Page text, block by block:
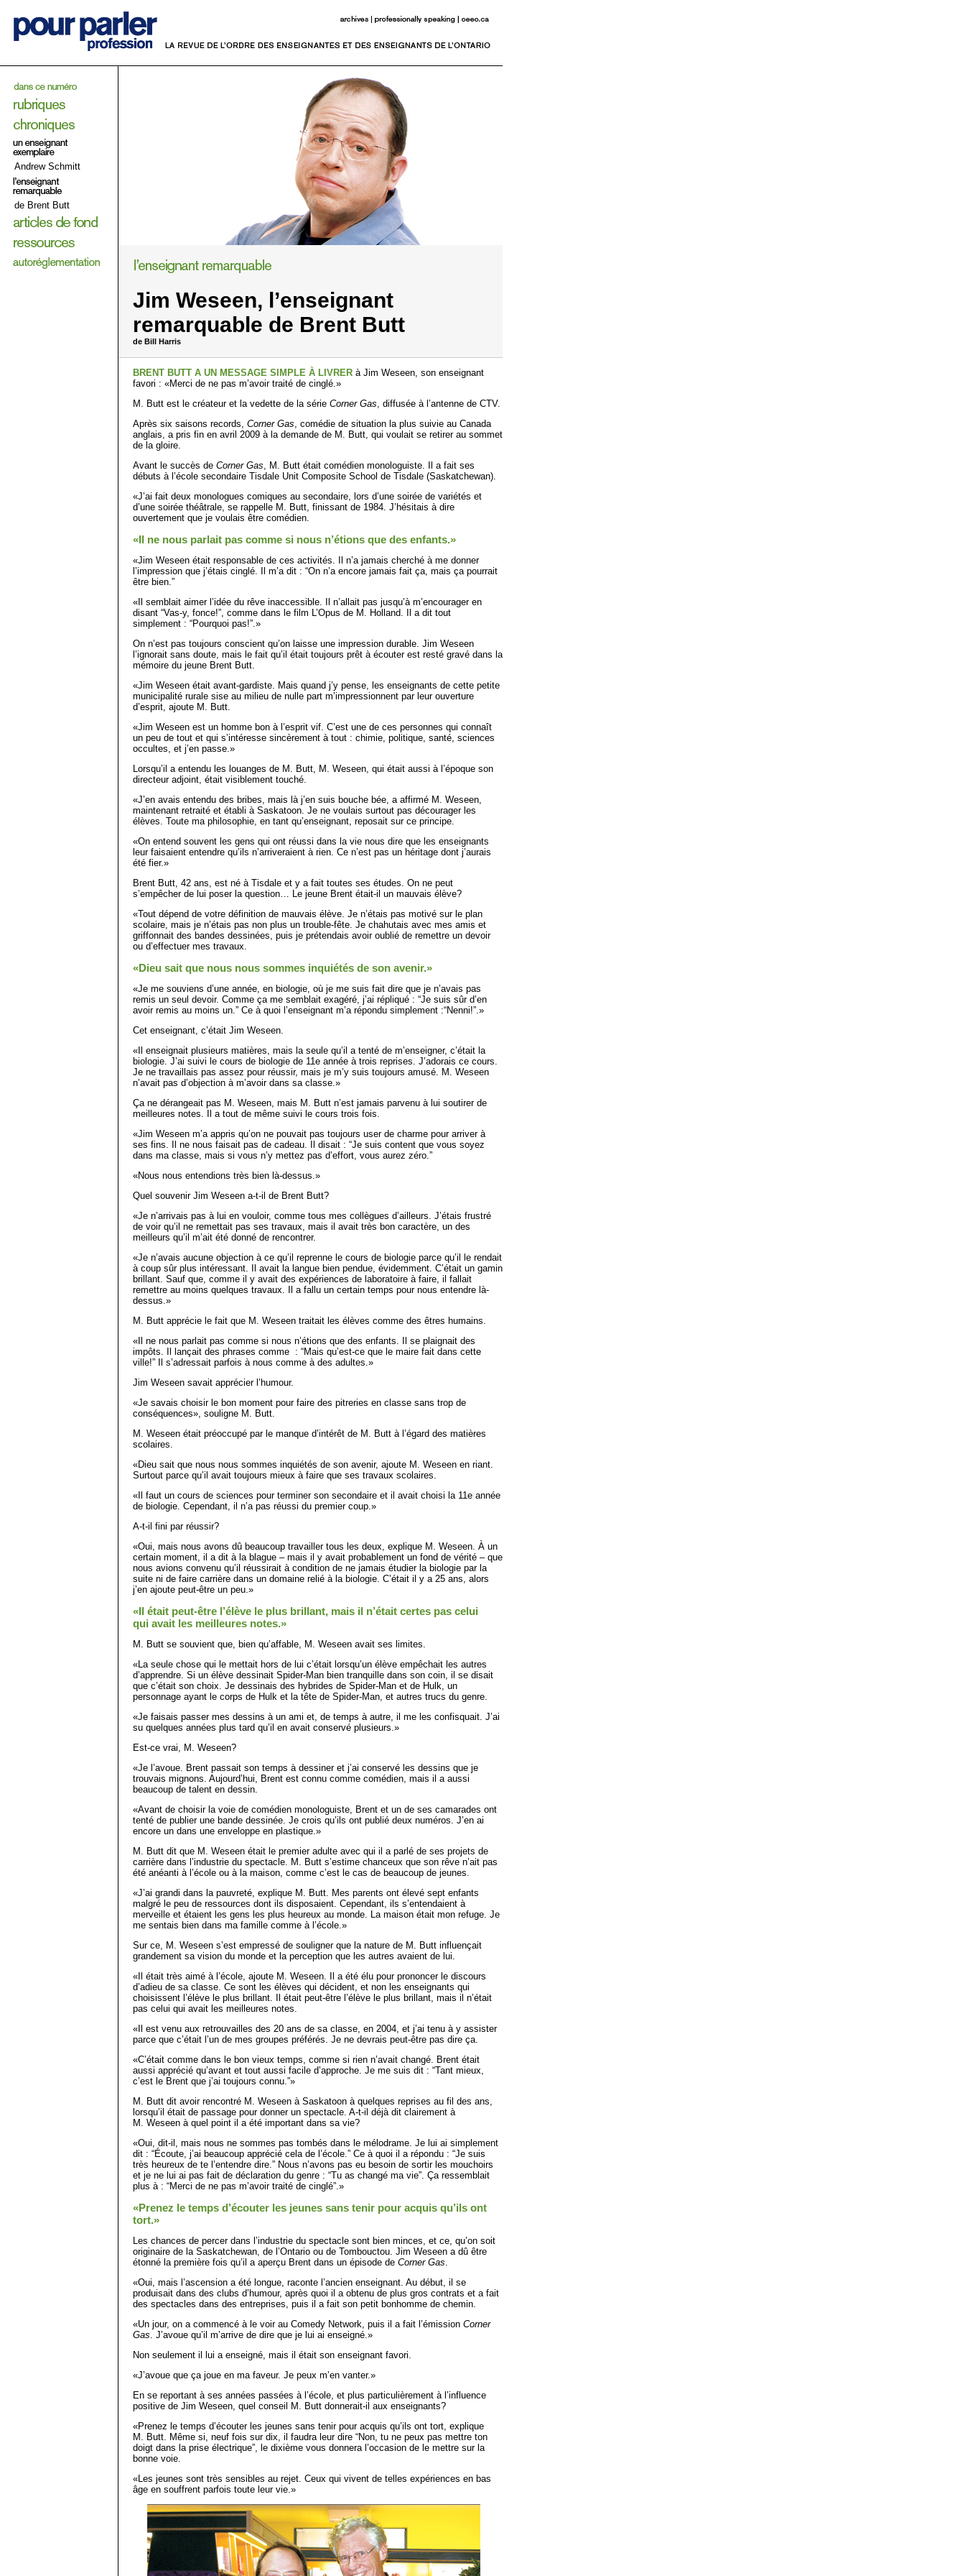
Andrew Schmitt
de Brent Butt
Jim Weseen, l’enseignant
remarquable de Brent Butt
de Bill Harris
BRENT BUTT A UN MESSAGE SIMPLE À LIVRER à Jim Weseen, son enseignant
favori : «Merci de ne pas m’avoir traité de cinglé.»
M. Butt est le créateur et la vedette de la série Corner Gas, diffusée à l’antenne de CTV.
Après six saisons records, Corner Gas, comédie de situation la plus suivie au Canada
anglais, a pris fin en avril 2009 à la demande de M. Butt, qui voulait se retirer au sommet
de la gloire.
Avant le succès de Corner Gas, M. Butt était comédien monologuiste. Il a fait ses
débuts à l’école secondaire Tisdale Unit Composite School de Tisdale (Saskatchewan).
«J’ai fait deux monologues comiques au secondaire, lors d’une soirée de variétés et
d’une soirée théâtrale, se rappelle M. Butt, finissant de 1984. J’hésitais à dire
ouvertement que je voulais être comédien.
«Il ne nous parlait pas comme si nous n’étions que des enfants.»
«Jim Weseen était responsable de ces activités. Il n’a jamais cherché à me donner
l’impression que j’étais cinglé. Il m’a dit : “On n’a encore jamais fait ça, mais ça pourrait
être bien.”
«Il semblait aimer l’idée du rêve inaccessible. Il n’allait pas jusqu’à m’encourager en
disant “Vas-y, fonce!”, comme dans le film L’Opus de M. Holland. Il a dit tout
simplement : “Pourquoi pas!”.»
On n’est pas toujours conscient qu’on laisse une impression durable. Jim Weseen
l’ignorait sans doute, mais le fait qu’il était toujours prêt à écouter est resté gravé dans la
mémoire du jeune Brent Butt.
«Jim Weseen était avant-gardiste. Mais quand j’y pense, les enseignants de cette petite
municipalité rurale sise au milieu de nulle part m’impressionnent par leur ouverture
d’esprit, ajoute M. Butt.
«Jim Weseen est un homme bon à l’esprit vif. C’est une de ces personnes qui connaît
un peu de tout et qui s’intéresse sincèrement à tout : chimie, politique, santé, sciences
occultes, et j’en passe.»
Lorsqu’il a entendu les louanges de M. Butt, M. Weseen, qui était aussi à l’époque son
directeur adjoint, était visiblement touché.
«J’en avais entendu des bribes, mais là j’en suis bouche bée, a affirmé M. Weseen,
maintenant retraité et établi à Saskatoon. Je ne voulais surtout pas décourager les
élèves. Toute ma philosophie, en tant qu’enseignant, reposait sur ce principe.
«On entend souvent les gens qui ont réussi dans la vie nous dire que les enseignants
leur faisaient entendre qu’ils n’arriveraient à rien. Ce n’est pas un héritage dont j’aurais
été fier.»
Brent Butt, 42 ans, est né à Tisdale et y a fait toutes ses études. On ne peut
s’empêcher de lui poser la question… Le jeune Brent était-il un mauvais élève?
«Tout dépend de votre définition de mauvais élève. Je n’étais pas motivé sur le plan
scolaire, mais je n’étais pas non plus un trouble-fête. Je chahutais avec mes amis et
griffonnait des bandes dessinées, puis je prétendais avoir oublié de remettre un devoir
ou d’effectuer mes travaux.
«Dieu sait que nous nous sommes inquiétés de son avenir.»
«Je me souviens d’une année, en biologie, où je me suis fait dire que je n’avais pas
remis un seul devoir. Comme ça me semblait exagéré, j’ai répliqué : “Je suis sûr d’en
avoir remis au moins un.” Ce à quoi l’enseignant m’a répondu simplement :“Nenni!”.»
Cet enseignant, c’était Jim Weseen.
«Il enseignait plusieurs matières, mais la seule qu’il a tenté de m’enseigner, c’était la
biologie. J’ai suivi le cours de biologie de 11e année à trois reprises. J’adorais ce cours.
Je ne travaillais pas assez pour réussir, mais je m’y suis toujours amusé. M. Weseen
n’avait pas d’objection à m’avoir dans sa classe.»
Ça ne dérangeait pas M. Weseen, mais M. Butt n’est jamais parvenu à lui soutirer de
meilleures notes. Il a tout de même suivi le cours trois fois.
«Jim Weseen m’a appris qu’on ne pouvait pas toujours user de charme pour arriver à
ses fins. Il ne nous faisait pas de cadeau. Il disait : “Je suis content que vous soyez
dans ma classe, mais si vous n’y mettez pas d’effort, vous aurez zéro.”
«Nous nous entendions très bien là-dessus.»
Quel souvenir Jim Weseen a-t-il de Brent Butt?
«Je n’arrivais pas à lui en vouloir, comme tous mes collègues d’ailleurs. J’étais frustré
de voir qu’il ne remettait pas ses travaux, mais il avait très bon caractère, un des
meilleurs qu’il m’ait été donné de rencontrer.
«Je n’avais aucune objection à ce qu’il reprenne le cours de biologie parce qu’il le rendait
à coup sûr plus intéressant. Il avait la langue bien pendue, évidemment. C’était un gamin
brillant. Sauf que, comme il y avait des expériences de laboratoire à faire, il fallait
remettre au moins quelques travaux. Il a fallu un certain temps pour nous entendre là-
dessus.»
M. Butt apprécie le fait que M. Weseen traitait les élèves comme des êtres humains.
«Il ne nous parlait pas comme si nous n’étions que des enfants. Il se plaignait des
impôts. Il lançait des phrases comme : “Mais qu’est-ce que le maire fait dans cette
ville!” Il s’adressait parfois à nous comme à des adultes.»
Jim Weseen savait apprécier l’humour.
«Je savais choisir le bon moment pour faire des pitreries en classe sans trop de
conséquences», souligne M. Butt.
M. Weseen était préoccupé par le manque d’intérêt de M. Butt à l’égard des matières
scolaires.
«Dieu sait que nous nous sommes inquiétés de son avenir, ajoute M. Weseen en riant.
Surtout parce qu’il avait toujours mieux à faire que ses travaux scolaires.
«Il faut un cours de sciences pour terminer son secondaire et il avait choisi la 11e année
de biologie. Cependant, il n’a pas réussi du premier coup.»
A-t-il fini par réussir?
«Oui, mais nous avons dû beaucoup travailler tous les deux, explique M. Weseen. À un
certain moment, il a dit à la blague – mais il y avait probablement un fond de vérité – que
nous avions convenu qu’il réussirait à condition de ne jamais étudier la biologie par la
suite ni de faire carrière dans un domaine relié à la biologie. C’était il y a 25 ans, alors
j’en ajoute peut-être un peu.»
«Il était peut-être l’élève le plus brillant, mais il n’était certes pas celui
qui avait les meilleures notes.»
M. Butt se souvient que, bien qu’affable, M. Weseen avait ses limites.
«La seule chose qui le mettait hors de lui c’était lorsqu’un élève empêchait les autres
d’apprendre. Si un élève dessinait Spider-Man bien tranquille dans son coin, il se disait
que c’était son choix. Je dessinais des hybrides de Spider-Man et de Hulk, un
personnage ayant le corps de Hulk et la tête de Spider-Man, et autres trucs du genre.
«Je faisais passer mes dessins à un ami et, de temps à autre, il me les confisquait. J’ai
su quelques années plus tard qu’il en avait conservé plusieurs.»
Est-ce vrai, M. Weseen?
«Je l’avoue. Brent passait son temps à dessiner et j’ai conservé les dessins que je
trouvais mignons. Aujourd’hui, Brent est connu comme comédien, mais il a aussi
beaucoup de talent en dessin.
«Avant de choisir la voie de comédien monologuiste, Brent et un de ses camarades ont
tenté de publier une bande dessinée. Je crois qu’ils ont publié deux numéros. J’en ai
encore un dans une enveloppe en plastique.»
M. Butt dit que M. Weseen était le premier adulte avec qui il a parlé de ses projets de
carrière dans l’industrie du spectacle. M. Butt s’estime chanceux que son rêve n’ait pas
été anéanti à l’école ou à la maison, comme c’est le cas de beaucoup de jeunes.
«J’ai grandi dans la pauvreté, explique M. Butt. Mes parents ont élevé sept enfants
malgré le peu de ressources dont ils disposaient. Cependant, ils s’entendaient à
merveille et étaient les gens les plus heureux au monde. La maison était mon refuge. Je
me sentais bien dans ma famille comme à l’école.»
Sur ce, M. Weseen s’est empressé de souligner que la nature de M. Butt influençait
grandement sa vision du monde et la perception que les autres avaient de lui.
«Il était très aimé à l’école, ajoute M. Weseen. Il a été élu pour prononcer le discours
d’adieu de sa classe. Ce sont les élèves qui décident, et non les enseignants qui
choisissent l’élève le plus brillant. Il était peut-être l’élève le plus brillant, mais il n’était
pas celui qui avait les meilleures notes.
«Il est venu aux retrouvailles des 20 ans de sa classe, en 2004, et j’ai tenu à y assister
parce que c’était l’un de mes groupes préférés. Je ne devrais peut-être pas dire ça.
«C’était comme dans le bon vieux temps, comme si rien n’avait changé. Brent était
aussi apprécié qu’avant et tout aussi facile d’approche. Je me suis dit : “Tant mieux,
c’est le Brent que j’ai toujours connu.”»
M. Butt dit avoir rencontré M. Weseen à Saskatoon à quelques reprises au fil des ans,
lorsqu’il était de passage pour donner un spectacle. A-t-il déjà dit clairement à
M. Weseen à quel point il a été important dans sa vie?
«Oui, dit-il, mais nous ne sommes pas tombés dans le mélodrame. Je lui ai simplement
dit : “Écoute, j’ai beaucoup apprécié cela de l’école.” Ce à quoi il a répondu : “Je suis
très heureux de te l’entendre dire.” Nous n’avons pas eu besoin de sortir les mouchoirs
et je ne lui ai pas fait de déclaration du genre : “Tu as changé ma vie”. Ça ressemblait
plus à : “Merci de ne pas m’avoir traité de cinglé”.»
«Prenez le temps d’écouter les jeunes sans tenir pour acquis qu’ils ont
tort.»
Les chances de percer dans l’industrie du spectacle sont bien minces, et ce, qu’on soit
originaire de la Saskatchewan, de l’Ontario ou de Tombouctou. Jim Weseen a dû être
étonné la première fois qu’il a aperçu Brent dans un épisode de Corner Gas.
«Oui, mais l’ascension a été longue, raconte l’ancien enseignant. Au début, il se
produisait dans des clubs d’humour, après quoi il a obtenu de plus gros contrats et a fait
des spectacles dans des entreprises, puis il a fait son petit bonhomme de chemin.
«Un jour, on a commencé à le voir au Comedy Network, puis il a fait l’émission Corner
Gas. J’avoue qu’il m’arrive de dire que je lui ai enseigné.»
Non seulement il lui a enseigné, mais il était son enseignant favori.
«J’avoue que ça joue en ma faveur. Je peux m’en vanter.»
En se reportant à ses années passées à l’école, et plus particulièrement à l’influence
positive de Jim Weseen, quel conseil M. Butt donnerait-il aux enseignants?
«Prenez le temps d’écouter les jeunes sans tenir pour acquis qu’ils ont tort, explique
M. Butt. Même si, neuf fois sur dix, il faudra leur dire “Non, tu ne peux pas mettre ton
doigt dans la prise électrique”, le dixième vous donnera l’occasion de le mettre sur la
bonne voie.
«Les jeunes sont très sensibles au rejet. Ceux qui vivent de telles expériences en bas
âge en souffrent parfois toute leur vie.»